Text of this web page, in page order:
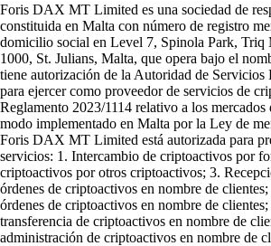
Foris DAX MT Limited es una sociedad de
constituida en Malta con número de registro
domicilio social en Level 7, Spinola Park,
1000, St. Julians, Malta, que opera bajo el
tiene autorización de la Autoridad de Servicios
para ejercer como proveedor de servicios de
Reglamento 2023/1114 relativo a los
modo implementado en Malta por la Ley de
Foris DAX MT Limited está autorizada para
servicios: 1. Intercambio de criptoactivos por
criptoactivos por otros criptoactivos; 3.
órdenes de criptoactivos en nombre de
órdenes de criptoactivos en nombre de
transferencia de criptoactivos en nombre de
administración de criptoactivos en nombre de